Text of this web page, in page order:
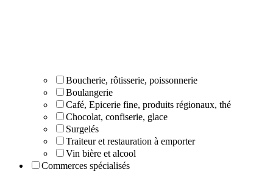
Boucherie, rôtisserie, poissonnerie
Boulangerie
Café, Epicerie fine, produits régionaux, thé
Chocolat, confiserie, glace
Surgelés
Traiteur et restauration à emporter
Vin bière et alcool
Commerces spécialisés